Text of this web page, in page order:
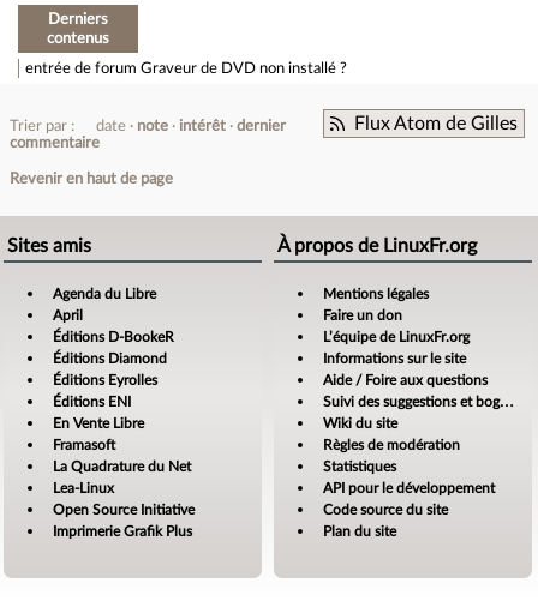
Derniers
contenus
entrée de forum Graveur de DVD non installé ?
Flux Atom de Gilles
Trier par : date note intérêt
dernier
commentaire
Revenir en haut de page
Sites amis
Agenda du Libre
April
Éditions D-BookeR
Éditions Diamond
Éditions Eyrolles
Éditions ENI
En Vente Libre
Framasoft
La Quadrature du Net
Lea-Linux
Open Source Initiative
Imprimerie Grafik Plus
À propos de LinuxFr.org
Mentions légales
Faire un don
L’équipe de LinuxFr.org
Informations sur le site
Aide / Foire aux questions
Suivi des suggestions et bogues
Wiki du site
Règles de modération
Statistiques
API pour le développement
Code source du site
Plan du site